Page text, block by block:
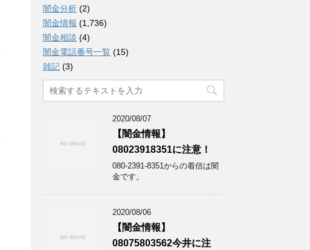
闇金分析 (2)
闇金情報 (1,736)
闇金相談 (4)
闇金電話番号一覧 (15)
雑記 (3)
2020/08/07
【闇金情報】
08023918351に注意！
080-2391-8351からの着信は闇
金です。
2020/08/06
【闇金情報】
08075803562今井に注